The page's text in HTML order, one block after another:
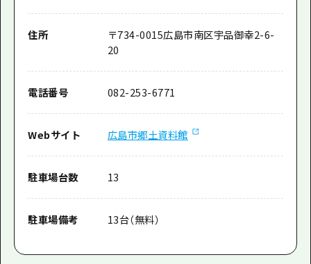
住所 〒734-0015広島市南区宇品御幸2-6-
20
電話番号 082-253-6771
Webサイト 広島市郷土資料館
駐車場台数 13
駐車場備考 13台（無料）